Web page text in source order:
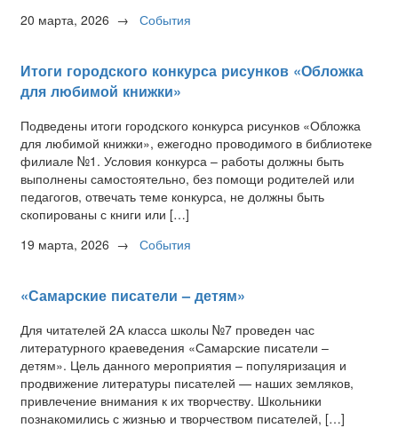
20 марта, 2026 → События
Итоги городского конкурса рисунков «Обложка
для любимой книжки»
Подведены итоги городского конкурса рисунков «Обложка
для любимой книжки», ежегодно проводимого в библиотеке
филиале №1. Условия конкурса – работы должны быть
выполнены самостоятельно, без помощи родителей или
педагогов, отвечать теме конкурса, не должны быть
скопированы с книги или […]
19 марта, 2026 → События
«Самарские писатели – детям»
Для читателей 2А класса школы №7 проведен час
литературного краеведения «Самарские писатели –
детям». Цель данного мероприятия – популяризация и
продвижение литературы писателей — наших земляков,
привлечение внимания к их творчеству. Школьники
познакомились с жизнью и творчеством писателей, […]